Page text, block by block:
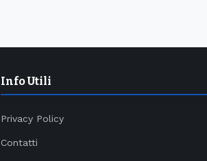
Info Utili
Privacy Policy
Contatti